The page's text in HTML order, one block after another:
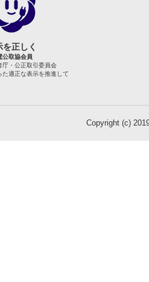
を正しく
公取協会員
庁・公正取引委員会
た適正な表示を推進して
Copyright (c)